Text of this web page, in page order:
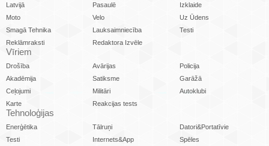
Latvijā Pasaulē
Izklaide
Moto
Velo
Uz Ūdens
Smagā Tehnika
Lauksaimniecība
Testi
Reklāmraksti
Redaktora Izvēle
Vīriem
Drošība Avārijas
Policija
Akadēmija
Satiksme
Garāžā
Ceļojumi
Militāri
Autoklubi
Karte
Reakcijas tests
Tehnoloģijas
Enerģētika Tālruņi
Datori&Portatīvie
Testi
Internets&App
Spēles